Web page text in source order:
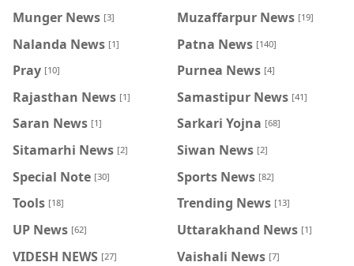
Munger News [3] Muzaffarpur News [19]
Nalanda News [1] Patna News [140]
Pray [10] Purnea News [4]
Rajasthan News [1] Samastipur News [41]
Saran News [1] Sarkari Yojna [68]
Sitamarhi News [2] Siwan News [2]
Special Note [30] Sports News [82]
Tools [18] Trending News [13]
UP News [62] Uttarakhand News [1]
VIDESH NEWS [27] Vaishali News [7]